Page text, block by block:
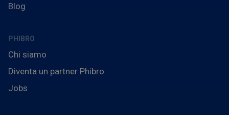
Blog
PHIBRO
Chi siamo
Diventa un partner Phibro
Jobs